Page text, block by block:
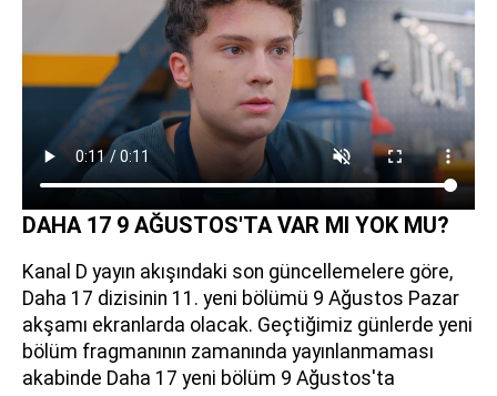
DAHA 17 9 AĞUSTOS'TA VAR MI YOK MU?
Kanal D yayın akışındaki son güncellemelere göre,
Daha 17 dizisinin 11. yeni bölümü 9 Ağustos Pazar
akşamı ekranlarda olacak. Geçtiğimiz günlerde yeni
bölüm fragmanının zamanında yayınlanmaması
akabinde Daha 17 yeni bölüm 9 Ağustos'ta